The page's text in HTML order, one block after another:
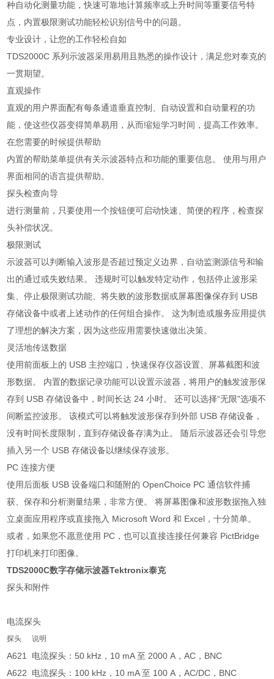
种自动化测量功能，快速可靠地计算频率或上升时间等重要信号特
点，内置极限测试功能轻松识别信号中的问题。
专业设计，让您的工作轻松自如
TDS2000C 系列示波器采用易用且熟悉的操作设计，满足您对泰克的
一贯期望。
直观操作
直观的用户界面配有每条通道垂直控制、自动设置和自动量程的功
能，使这些仪器变得简单易用，从而缩短学习时间，提高工作效率。
在您需要的时候提供帮助
内置的帮助菜单提供有关示波器特点和功能的重要信息。 使用与用户
界面相同的语言提供帮助。
探头检查向导
进行测量前，只要使用一个按钮便可启动快速、简便的程序，检查探
头补偿状况。
极限测试
示波器可以判断输入波形是否超过预定义边界，自动监测源信号和输
出的通过或失败结果。 违规时可以触发特定动作，包括停止波形采
集、停止极限测试功能、将失败的波形数据或屏幕图像保存到 USB
存储设备中或者上述动作的任何组合操作。 这为制造或服务应用提供
了理想的解决方案，因为这些应用需要快速做出决策。
灵活地传送数据
使用前面板上的 USB 主控端口，快速保存仪器设置、屏幕截图和波
形数据。 内置的数据记录功能可以设置示波器，将用户的触发波形保
存到 USB 存储设备中，时间长达 24 小时。 还可以选择“无限"选项不
间断监控波形。 该模式可以将触发波形保存到外部 USB 存储设备，
没有时间长度限制，直到存储设备存满为止。 随后示波器还会引导您
插入另一个 USB 存储设备以继续保存波形。
PC 连接方便
使用后面板 USB 设备端口和随附的 OpenChoice PC 通信软件捕
获、保存和分析测量结果，非常方便。 将屏幕图像和波形数据拖入独
立桌面应用程序或直接拖入 Microsoft Word 和 Excel，十分简单。
或者，如果您不愿意使用 PC，也可以直接连接任何兼容 PictBridge
打印机来打印图像。
TDS2000C数字存储示波器Tektronix泰克
探头和附件
电流探头
探头 说明
A621
电流探头：50 kHz，10 mA 至 2000 A，AC，BNC
A622
电流探头：100 kHz，10 mA 至 100 A，AC/DC，BNC